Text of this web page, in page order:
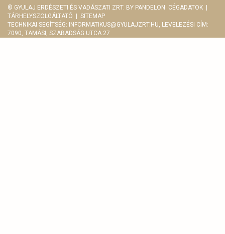
© GYULAJ ERDÉSZETI ÉS VADÁSZATI ZRT. BY PANDELON CÉGADATOK |
TÁRHELYSZOLGÁLTATÓ | SITEMAP
TECHNIKAI SEGÍTSÉG: INFORMATIKUS@GYULAJZRT.HU, LEVELEZÉSI CÍM:
7090, TAMÁSI, SZABADSÁG UTCA 27